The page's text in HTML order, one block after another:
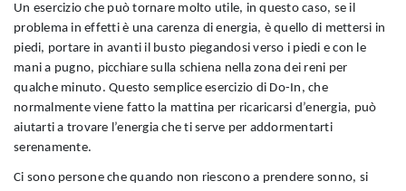
Un esercizio che può tornare molto utile, in questo caso, se il
problema in effetti è una carenza di energia, è quello di mettersi in
piedi, portare in avanti il busto piegandosi verso i piedi e con le
mani a pugno, picchiare sulla schiena nella zona dei reni per
qualche minuto. Questo semplice esercizio di Do-In, che
normalmente viene fatto la mattina per ricaricarsi d’energia, può
aiutarti a trovare l’energia che ti serve per addormentarti
serenamente.
Ci sono persone che quando non riescono a prendere sonno, si